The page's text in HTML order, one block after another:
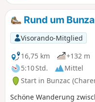
Rund um
Visorando-Mitglied
16,75 km
+132 m
5:10 Std.
Mittel
Start in Bunzac
Schöne Wanderung